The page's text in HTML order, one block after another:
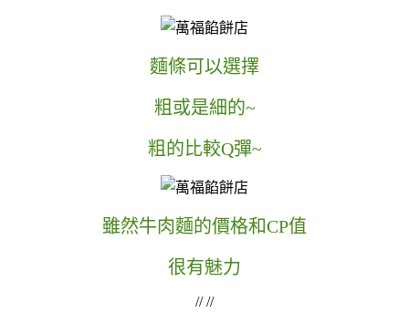
麵條可以選擇
粗或是細的~
粗的比較Q彈~
雖然牛肉麵的價格和CP值
很有魅力
// //